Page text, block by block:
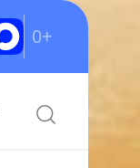
0+